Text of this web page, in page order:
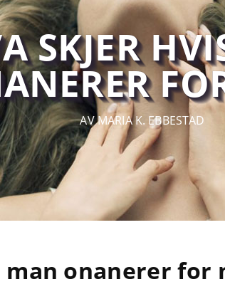
SKJER
AV MARIA K. EBBESTAD
onanerer for